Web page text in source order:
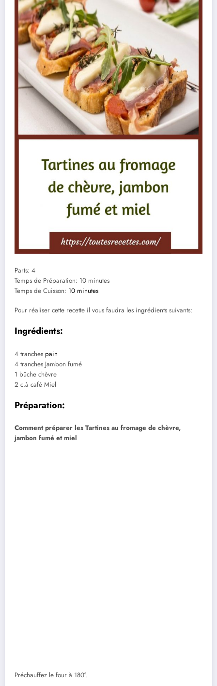
Parts: 4
Temps de Préparation: 10 minutes
Temps de Cuisson: 10 minutes
Pour réaliser cette recette il vous faudra les ingrédients suivants:
Ingrédients:
4 tranches pain
4 tranches Jambon fumé
1 bûche chèvre
2 c.à café Miel
Préparation:
Comment préparer les Tartines au fromage de chèvre,
jambon fumé et miel
Préchauffez le four à 180°.